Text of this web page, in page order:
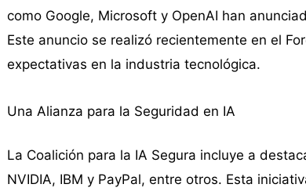
como Google, Microsoft y OpenAI han
Este anuncio se realizó recientemente en el
expectativas en la industria tecnológica.
Una Alianza para la Seguridad en IA
La Coalición para la IA Segura incluye a
NVIDIA, IBM y PayPal, entre otros. Esta